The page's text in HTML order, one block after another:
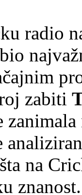
radio
zabiti
na